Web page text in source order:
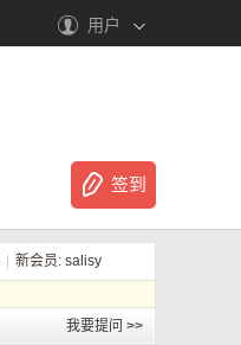
用户
签到
新会员: salisy
我要提问 >>